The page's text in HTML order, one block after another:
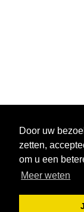
Door uw
zetten,
om u een
Meer weten